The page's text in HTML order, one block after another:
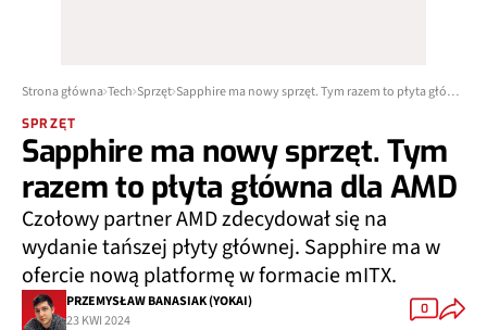
Strona główna Tech Sprzęt Sapphire ma nowy sprzęt. Tym razem to płyta główna dla AMD
SPRZĘT
Sapphire ma nowy sprzęt. Tym
razem to płyta główna dla AMD
Czołowy partner AMD zdecydował się na
wydanie tańszej płyty głównej. Sapphire ma w
ofercie nową platformę w formacie mITX.
PRZEMYSŁAW BANASIAK (YOKAI)
23 KWI 2024
0